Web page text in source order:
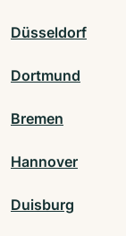
Düsseldorf
Dortmund
Bremen
Hannover
Duisburg